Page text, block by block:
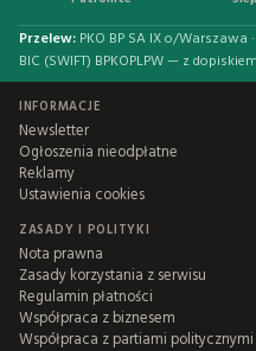
Przelew: PKO BP SA IX o/Warszawa ·
BIC (SWIFT) BPKOPLPW — z
INFORMACJE
Newsletter
Ogłoszenia nieodpłatne
Reklamy
Ustawienia cookies
ZASADY I POLITYKI
Nota prawna
Zasady korzystania z serwisu
Regulamin płatności
Współpraca z biznesem
Współpraca z partiami politycznymi